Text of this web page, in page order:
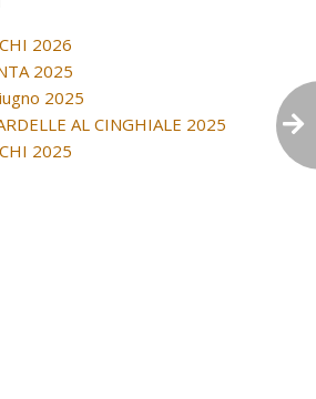
2026
2025
2025
AL CINGHIALE 2025
2025